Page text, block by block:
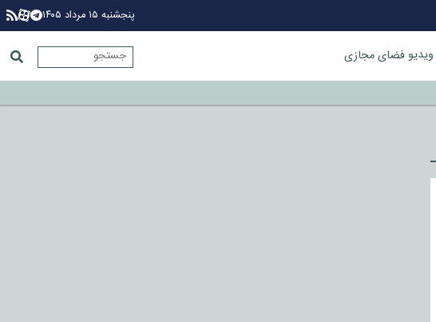
پنجشنبه ۱۵ مرداد ۱۴۰۵
ویدیوفضای مجازی